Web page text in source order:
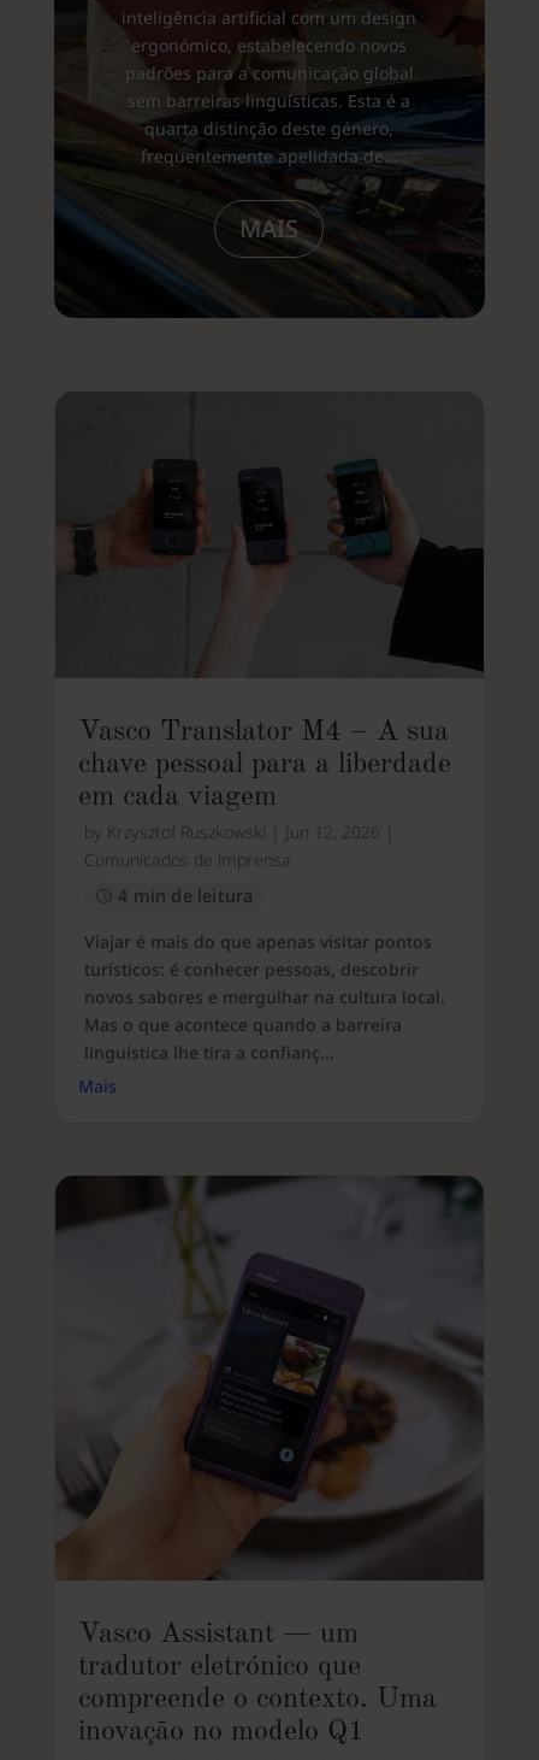
inteligência artificial com um design
ergonómico, estabelecendo novos
padrões para a comunicação global
sem barreiras linguísticas. Esta é a
quarta distinção deste género,
frequentemente apelidada de…
MAIS
Vasco Translator M4 – A sua
chave pessoal para a liberdade
em cada viagem
by Krzysztof Ruszkowski Jun 12, 2026
Comunicados de imprensa
4 min de leitura
Viajar é mais do que apenas visitar pontos
turísticos: é conhecer pessoas, descobrir
novos sabores e mergulhar na cultura local.
Mas o que acontece quando a barreira
linguística lhe tira a confianç...
Mais
Vasco Assistant — um
tradutor eletrónico que
compreende o contexto. Uma
inovação no modelo Q1